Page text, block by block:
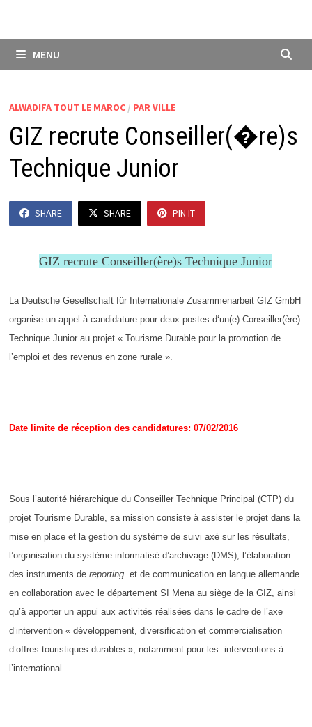
MENU
ALWADIFA TOUT LE MAROC/ PAR VILLE
GIZ recrute Conseiller(�re)s
Technique Junior
SHARE SHARE PIN IT
GIZ recrute Conseiller(ère)s Technique Junior
La Deutsche Gesellschaft für Internationale Zusammenarbeit GIZ GmbH
organise un appel à candidature pour deux postes d‘un(e) Conseiller(ère)
Technique Junior au projet « Tourisme Durable pour la promotion de
l’emploi et des revenus en zone rurale ».
Date limite de réception des candidatures: 07/02/2016
Sous l’autorité hiérarchique du Conseiller Technique Principal (CTP) du
projet Tourisme Durable, sa mission consiste à assister le projet dans la
mise en place et la gestion du système de suivi axé sur les résultats,
l’organisation du système informatisé d’archivage (DMS), l’élaboration
des instruments de reportinget de communication en langue allemande
en collaboration avec le département SI Mena au siège de la GIZ, ainsi
qu’à apporter un appui aux activités réalisées dans le cadre de l’axe
d’intervention « développement, diversification et commercialisation
d’offres touristiques durables », notamment pour les interventions à
l’international.